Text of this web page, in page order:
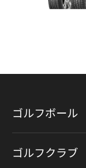
ゴルフボール
ゴルフクラブ